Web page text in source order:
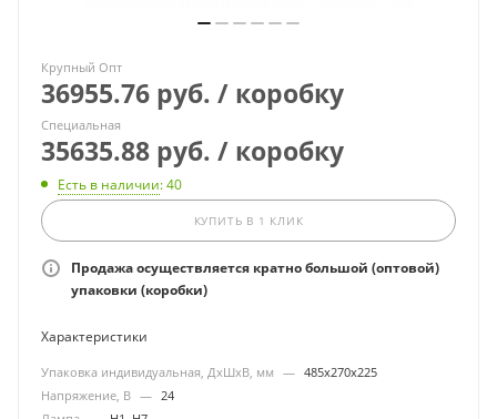
Крупный Опт
36955.76 руб. / коробку
Специальная
35635.88 руб. / коробку
Есть в наличии: 40
КУПИТЬ В 1 КЛИК
Продажа осуществляется кратно большой (оптовой)
упаковки (коробки)
Характеристики
Упаковка индивидуальная, ДхШхВ, мм — 485х270х225
Напряжение, В — 24